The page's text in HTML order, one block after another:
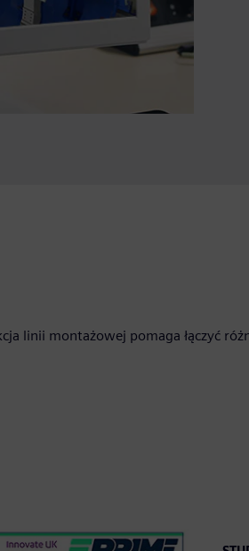
linii montażowej pomaga łączyć